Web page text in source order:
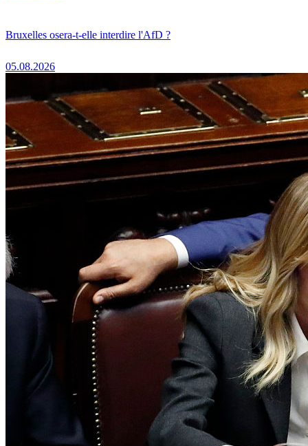
Bruxelles osera-t-elle interdire l'AfD ?
05.08.2026